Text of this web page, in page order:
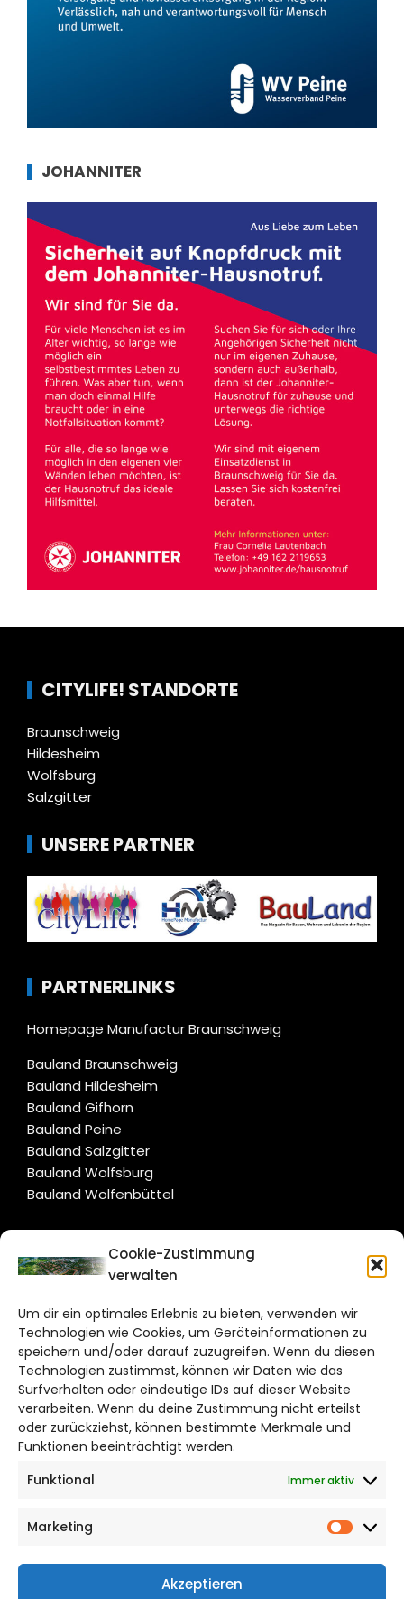
Cookie-Zustimmung
verwalten
Um dir ein optimales Erlebnis zu bieten, verwenden wir
Technologien wie Cookies, um Geräteinformationen zu
speichern und/oder darauf zuzugreifen. Wenn du diesen
Technologien zustimmst, können wir Daten wie das
Surfverhalten oder eindeutige IDs auf dieser Website
verarbeiten. Wenn du deine Zustimmung nicht erteilst
oder zurückziehst, können bestimmte Merkmale und
Funktionen beeinträchtigt werden.
Funktional
Immer aktiv
Marketing
Akzeptieren
JOHANNITER
CITYLIFE! STANDORTE
Braunschweig
Hildesheim
Wolfsburg
Salzgitter
UNSERE PARTNER
PARTNERLINKS
Homepage Manufactur Braunschweig
Bauland Braunschweig
Bauland Hildesheim
Bauland Gifhorn
Bauland Peine
Bauland Salzgitter
Bauland Wolfsburg
Bauland Wolfenbüttel
CITYLIFE!
Bruchtorwall 12
38100 Braunschweig
Telefon: 0531 387220 – 65
DAS STADTMAGAZIN FÜR
SALZGITTER
Impressum
Cookie Richtlinie
CITYLIFE! BEI FACEBOOK